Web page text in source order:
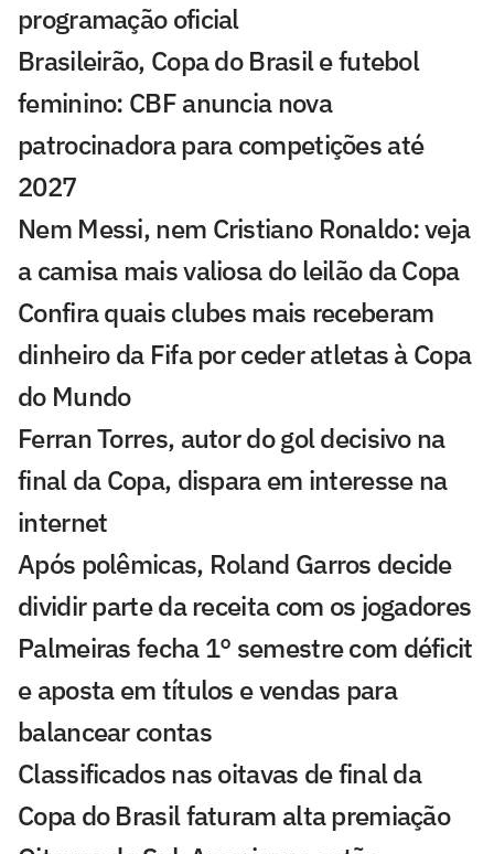
programação oficial
Brasileirão, Copa do Brasil e futebol
feminino: CBF anuncia nova
patrocinadora para competições até
2027
Nem Messi, nem Cristiano Ronaldo: veja
a camisa mais valiosa do leilão da Copa
Confira quais clubes mais receberam
dinheiro da Fifa por ceder atletas à Copa
do Mundo
Ferran Torres, autor do gol decisivo na
final da Copa, dispara em interesse na
internet
Após polêmicas, Roland Garros decide
dividir parte da receita com os jogadores
Palmeiras fecha 1° semestre com déficit
e aposta em títulos e vendas para
balancear contas
Classificados nas oitavas de final da
Copa do Brasil faturam alta premiação